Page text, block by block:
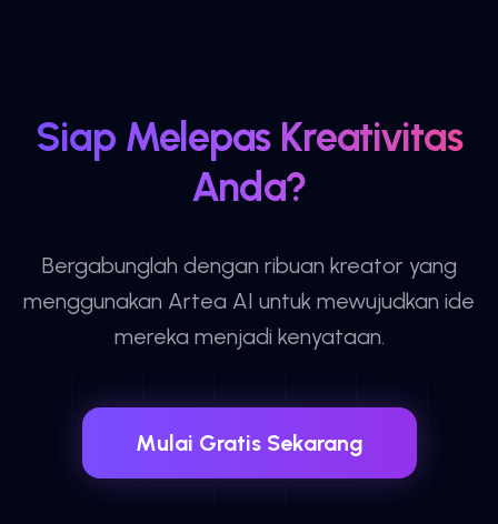
Siap Melepas Kreativitas
Anda?
Bergabunglah dengan ribuan kreator yang
menggunakan Artea AI untuk mewujudkan ide
mereka menjadi kenyataan.
Mulai Gratis Sekarang